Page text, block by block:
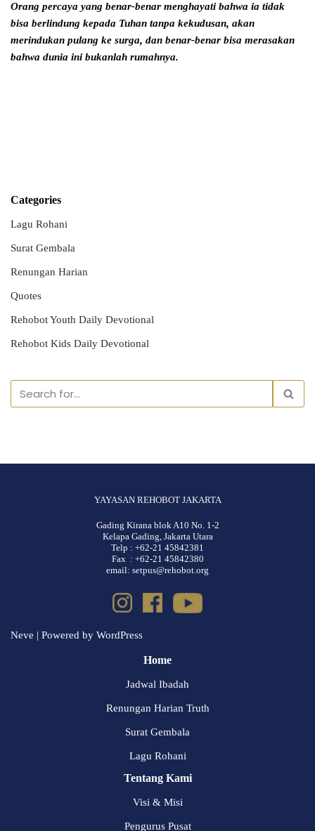
Orang percaya yang benar-benar menghayati bahwa ia tidak
bisa berlindung kepada Tuhan tanpa kekudusan, akan
merindukan pulang ke surga, dan benar-benar bisa merasakan
bahwa dunia ini bukanlah rumahnya.
Categories
Lagu Rohani
Surat Gembala
Renungan Harian
Quotes
Rehobot Youth Daily Devotional
Rehobot Kids Daily Devotional
YAYASAN REHOBOT JAKARTA
Gading Kirana blok A10 No. 1-2
Kelapa Gading, Jakarta Utara
Telp : +62-21 45842381
Fax : +62-21 45842380
email: setpus@rehobot.org
Neve | Powered by WordPress
Home
Jadwal Ibadah
Renungan Harian Truth
Surat Gembala
Lagu Rohani
Tentang Kami
Visi & Misi
Pengurus Pusat